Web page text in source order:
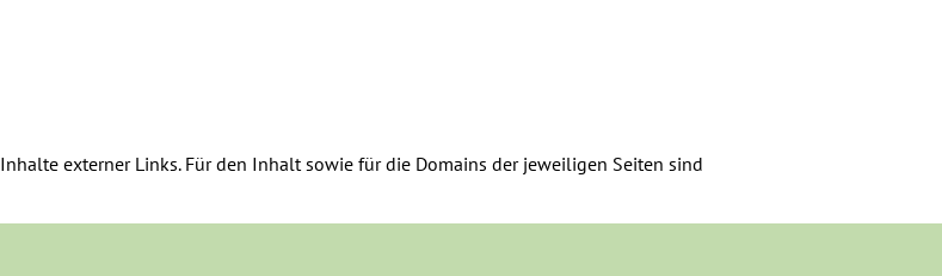
externer Links. Für den Inhalt sowie für die Domains der jeweiligen Seiten sind